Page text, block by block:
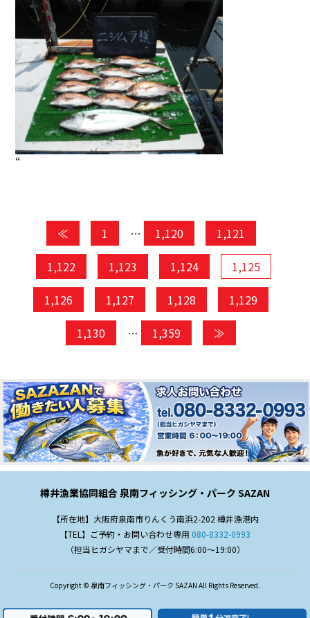
“
≪ 1 … 1,120
1,121
1,122
1,123 1,124
1,125
1,126
1,127 1,128
1,129
1,130
… 1,359 ≫
樽井漁業協同組合 泉南フィッシング・パーク SAZAN
【所在地】大阪府泉南市りんくう南浜2-202 樽井漁港内
【TEL】ご予約・お問い合わせ専用 080-8332-0993
（担当ヒガシヤマまで／受付時間6:00～19:00）
Copyright © 泉南フィッシング・パーク SAZAN All Rights Reserved.